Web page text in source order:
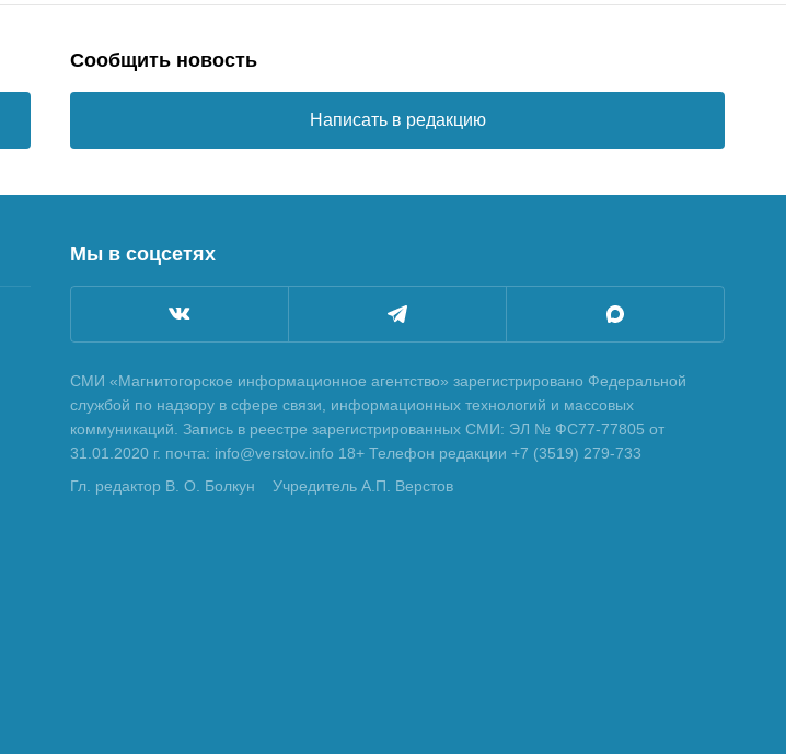
Сообщить новость
Написать в редакцию
Мы в соцсетях
СМИ «Магнитогорское информационное агентство» зарегистрировано Федеральной
службой по надзору в сфере связи, информационных технологий и массовых
коммуникаций. Запись в реестре зарегистрированных СМИ: ЭЛ № ФС77-77805 от
31.01.2020 г. почта: info@verstov.info 18+ Телефон редакции +7 (3519) 279-733
Гл. редактор В. О. Болкун
Учредитель А.П. Верстов